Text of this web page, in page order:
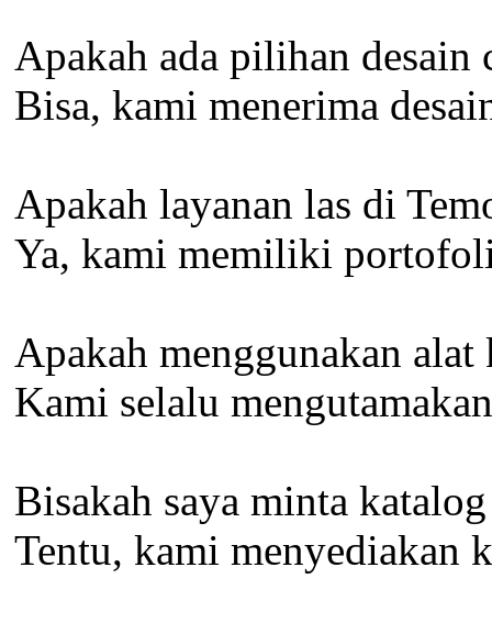
Apakah ada pilihan
Bisa, kami menerima
Apakah layanan las di
Ya, kami memiliki
Apakah menggunakan
Kami selalu
Bisakah saya minta
Tentu, kami menyediakan